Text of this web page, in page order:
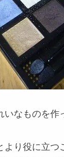
なものを作
より役に立